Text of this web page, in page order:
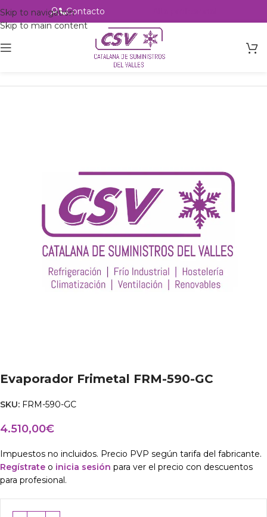
Skip to navigation
Skip to main content
Contacto
Intercambio
Evaporador Frimetal FRM-590-GC
SKU: FRM-590-GC
4.510,00€
Impuestos no incluidos. Precio PVP según tarifa del fabricante.
Regístrate o inicia sesión para ver el precio con descuentos
para profesional.